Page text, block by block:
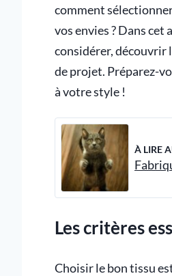
comment
vos envies ? Dans cet
considérer, découvrir
de projet. Préparez-
à votre style !
À LIRE
Les critères
Choisir le bon tissu